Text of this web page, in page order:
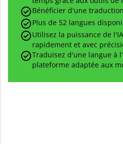
Bénéficier d'une
Plus de 52 langues
Utilisez la puissance de
rapidement et avec
Traduisez d'une langue à
plateforme adaptée aux